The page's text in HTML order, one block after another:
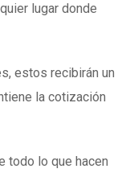
lugar donde
estos recibirán un
la cotización
todo lo que hacen